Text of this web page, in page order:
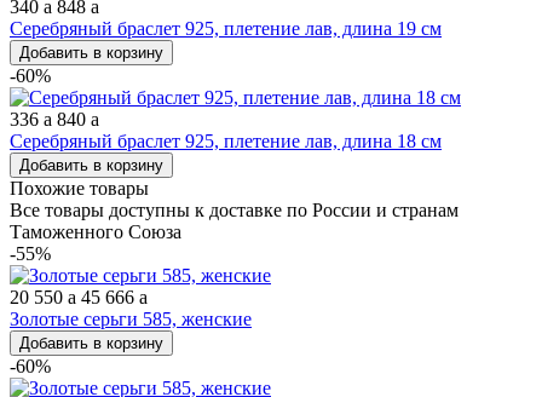
340 a 848 a
Серебряный браслет 925, плетение лав, длина 19 см
Добавить в корзину
-60%
336 a 840 a
Серебряный браслет 925, плетение лав, длина 18 см
Добавить в корзину
Похожие товары
Все товары доступны к доставке по России и странам
Таможенного Союза
-55%
20 550 a 45 666 a
Золотые серьги 585, женские
Добавить в корзину
-60%